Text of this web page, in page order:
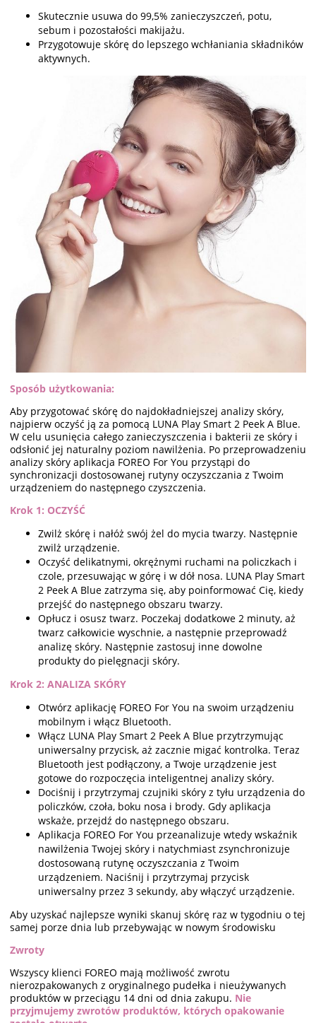
Skutecznie usuwa do 99,5% zanieczyszczeń, potu,
sebum i pozostałości makijażu.
Przygotowuje skórę do lepszego wchłaniania składników
aktywnych.
Sposób użytkowania:
Aby przygotować skórę do najdokładniejszej analizy skóry,
najpierw oczyść ją za pomocą LUNA Play Smart 2 Peek A Blue.
W celu usunięcia całego zanieczyszczenia i bakterii ze skóry i
odsłonić jej naturalny poziom nawilżenia. Po przeprowadzeniu
analizy skóry aplikacja FOREO For You przystąpi do
synchronizacji dostosowanej rutyny oczyszczania z Twoim
urządzeniem do następnego czyszczenia.
Krok 1: OCZYŚĆ
Zwilż skórę i nałóż swój żel do mycia twarzy. Następnie
zwilż urządzenie.
Oczyść delikatnymi, okrężnymi ruchami na policzkach i
czole, przesuwając w górę i w dół nosa. LUNA Play Smart
2 Peek A Blue zatrzyma się, aby poinformować Cię, kiedy
przejść do następnego obszaru twarzy.
Opłucz i osusz twarz. Poczekaj dodatkowe 2 minuty, aż
twarz całkowicie wyschnie, a następnie przeprowadź
analizę skóry. Następnie zastosuj inne dowolne
produkty do pielęgnacji skóry.
Krok 2: ANALIZA SKÓRY
Otwórz aplikację FOREO For You na swoim urządzeniu
mobilnym i włącz Bluetooth.
Włącz LUNA Play Smart 2 Peek A Blue przytrzymując
uniwersalny przycisk, aż zacznie migać kontrolka. Teraz
Bluetooth jest podłączony, a Twoje urządzenie jest
gotowe do rozpoczęcia inteligentnej analizy skóry.
Dociśnij i przytrzymaj czujniki skóry z tyłu urządzenia do
policzków, czoła, boku nosa i brody. Gdy aplikacja
wskaże, przejdź do następnego obszaru.
Aplikacja FOREO For You przeanalizuje wtedy wskaźnik
nawilżenia Twojej skóry i natychmiast zsynchronizuje
dostosowaną rutynę oczyszczania z Twoim
urządzeniem. Naciśnij i przytrzymaj przycisk
uniwersalny przez 3 sekundy, aby włączyć urządzenie.
Aby uzyskać najlepsze wyniki skanuj skórę raz w tygodniu o tej
samej porze dnia lub przebywając w nowym środowisku
Zwroty
Wszyscy klienci FOREO mają możliwość zwrotu
nierozpakowanych z oryginalnego pudełka i nieużywanych
produktów w przeciągu 14 dni od dnia zakupu. Nie
przyjmujemy zwrotów produktów, których opakowanie